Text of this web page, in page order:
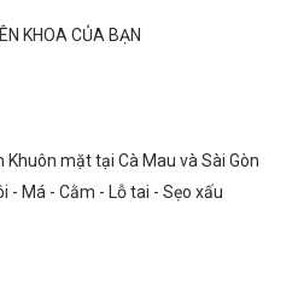
KHOA CỦA BẠN
mặt tại Cà Mau và Sài Gòn
- Má - Cằm - Lỗ tai - Sẹo xấu